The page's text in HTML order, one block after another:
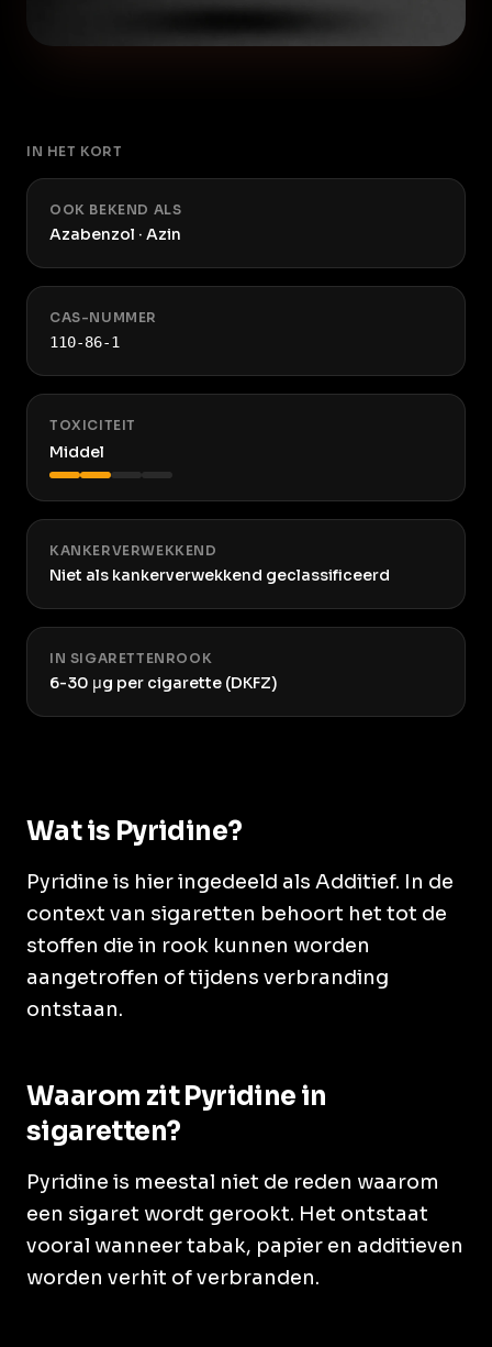
IN HET KORT
OOK BEKEND ALS
Azabenzol · Azin
CAS-NUMMER
110-86-1
TOXICITEIT
Middel
KANKERVERWEKKEND
Niet als kankerverwekkend geclassificeerd
IN SIGARETTENROOK
6-30 μg per cigarette (DKFZ)
Wat is Pyridine?
Pyridine is hier ingedeeld als Additief. In de
context van sigaretten behoort het tot de
stoffen die in rook kunnen worden
aangetroffen of tijdens verbranding
ontstaan.
Waarom zit Pyridine in
sigaretten?
Pyridine is meestal niet de reden waarom
een sigaret wordt gerookt. Het ontstaat
vooral wanneer tabak, papier en additieven
worden verhit of verbranden.